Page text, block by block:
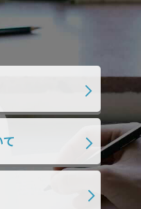
2020年5月
2020年2月
て